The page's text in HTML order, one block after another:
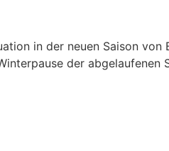
in der neuen Saison von
der abgelaufenen